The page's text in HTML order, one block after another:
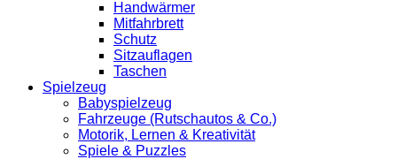
Handwärmer
Mitfahrbrett
Schutz
Sitzauflagen
Taschen
Spielzeug
Babyspielzeug
Fahrzeuge (Rutschautos & Co.)
Motorik, Lernen & Kreativität
Spiele & Puzzles